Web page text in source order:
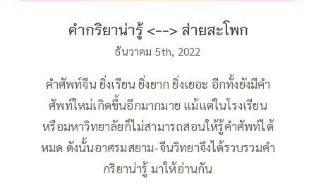
คำกริยาน่ารู้ <--> ส่ายสะโพก
ธันวาคม 5th, 2022
คำศัพท์จีน ยิ่งเรียน ยิ่งยาก ยิ่งเยอะ อีกทั้งยังมีคำ
ศัพท์ใหม่เกิดขึ้นอีกมากมาย แม้แต่ในโรงเรียน
หรือมหาวิทยาลัยก็ไม่สามารถสอนให้รู้คำศัพท์ได้
หมด ดังนั้นอาศรมสยาม-จีนวิทยาจึงได้รวบรวมคำ
กริยาน่ารู้ มาให้อ่านกัน